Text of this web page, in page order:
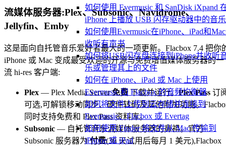
如何使用 Evermusic 和 SanDisk iXpand
iPhone 上播放 USB 闪存驱动器中的音乐
如何使用Evermusic在iPhone、iPad和
收听有声书
如何将USB闪存盘连接到iPhone并收听
乐或管理其上的文件
如何在 iPhone、iPad 或 Mac 上使用
Evermusic 和 Flacbox 的音频均衡器
如何将文件上传到云存储并连接到
Evermusic、Flacbox 或 Evertag
如何使用 Finder 将文件从 Mac 传输到
iPhone 或 iPad
流媒体服务器:Plex、Subsonic、Navidrome、
Jellyfin、Emby
这是面向自托管音乐爱好者最大的一项更新。Flacbox 7.4 把你
iPhone 或 Mac 变成最受欢迎的开源与免费增值媒体服务器的一
流 hi-res 客户端:
Plex — Plex Media Server免费 下载并运行。Plex Pass 订
可选,可解锁移动同步、硬件转码及其他附加功能。
同时支持免费和 Plex Pass 资料库。
Subsonic — 自托管音乐流媒体服务器的鼻祖。官方
Subsonic 服务器为付费(30 天试用后每月 1 美元),Flacbox